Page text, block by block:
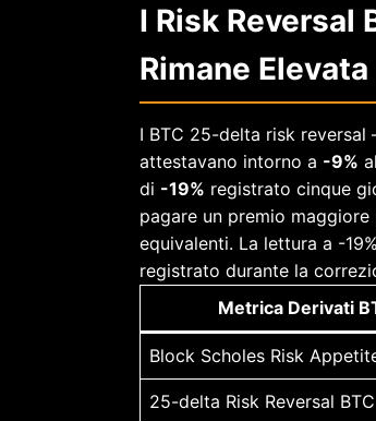
I Risk Reversal
Rimane Elevata
I BTC 25-delta risk
attestavano intorno a -9%
di -19% registrato cinque
pagare un premio
equivalenti. La lettura a -
registrato durante la
Metrica Derivati
Block Scholes Risk
25-delta Risk Reversal BTC